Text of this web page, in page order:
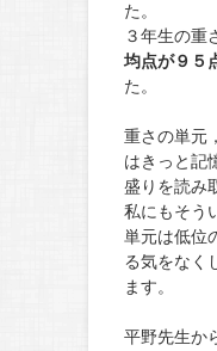
た。
３年生の重
均点が９５
た。
重さの単元
はきっと記
盛りを読み
私にもそう
単元は低位
る気をなく
ます。
平野先生か